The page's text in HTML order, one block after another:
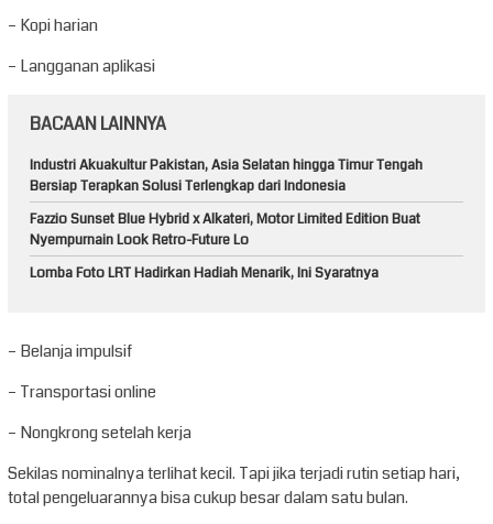
– Kopi harian
– Langganan aplikasi
BACAAN LAINNYA
Industri Akuakultur Pakistan, Asia Selatan hingga Timur Tengah
Bersiap Terapkan Solusi Terlengkap dari Indonesia
Fazzio Sunset Blue Hybrid x Alkateri, Motor Limited Edition Buat
Nyempurnain Look Retro-Future Lo
Lomba Foto LRT Hadirkan Hadiah Menarik, Ini Syaratnya
– Belanja impulsif
– Transportasi online
– Nongkrong setelah kerja
Sekilas nominalnya terlihat kecil. Tapi jika terjadi rutin setiap hari,
total pengeluarannya bisa cukup besar dalam satu bulan.